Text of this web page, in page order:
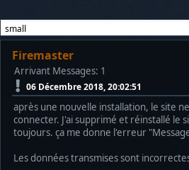
Firemaster
Arrivant Messages: 1
06 Décembre 2018, 20:02:51
après une nouvelle installation, le site
connecter. J'ai supprimé et réinstallé le
toujours. ça me donne l'erreur
Les données transmises sont